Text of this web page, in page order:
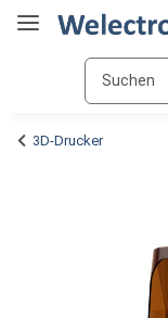
3D-Drucker